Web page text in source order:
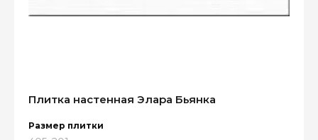
Плитка настенная Элара Бьянка
Размер плитки